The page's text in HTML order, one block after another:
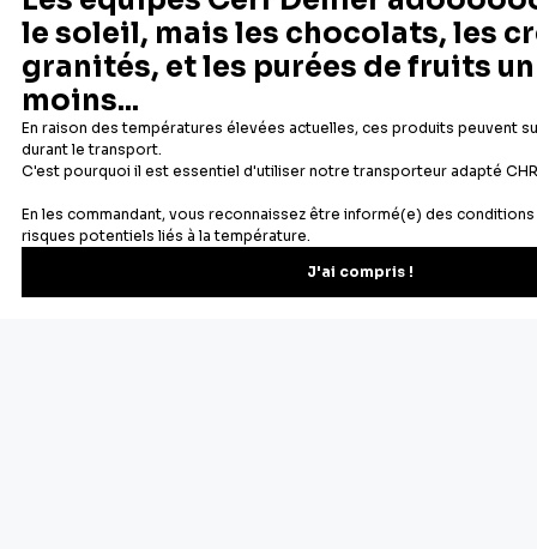
Newsletter
Recevez les recettes, astuces et offres spéciales.
S'inscrire
Vous pourrez vous désinscrire depuis votre espace client.